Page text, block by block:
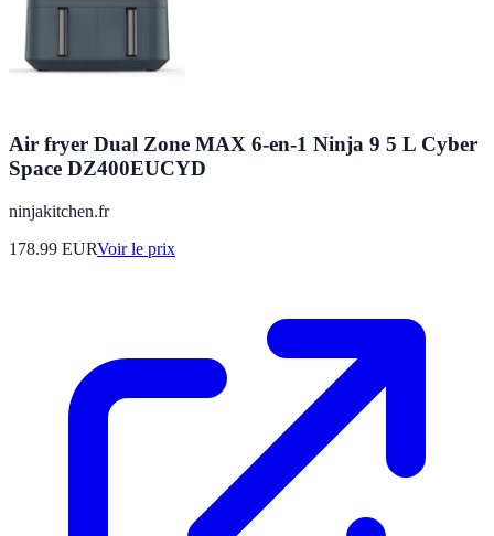
Air fryer Dual Zone MAX 6-en-1 Ninja 9 5 L Cyber
Space DZ400EUCYD
ninjakitchen.fr
178.99 EURVoir le prix